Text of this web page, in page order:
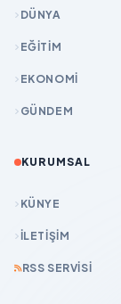
DÜNYA
EĞİTİM
EKONOMİ
GÜNDEM
KURUMSAL
KÜNYE
İLETIŞIM
RSS SERVISI